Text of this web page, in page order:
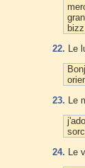
bizz
22. Le
23. Le
24. Le